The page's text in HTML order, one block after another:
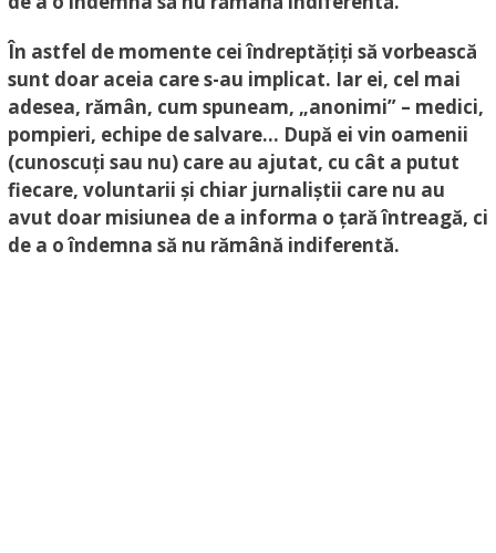
În astfel de momente cei îndreptățiți să vorbească
sunt doar aceia care s-au implicat. Iar ei, cel mai
adesea, rămân, cum spuneam, „anonimi” – medici,
pompieri, echipe de salvare… După ei vin oamenii
(cunoscuți sau nu) care au ajutat, cu cât a putut
fiecare, voluntarii și chiar jurnaliștii care nu au
avut doar misiunea de a informa o țară întreagă, ci
de a o îndemna să nu rămână indiferentă.